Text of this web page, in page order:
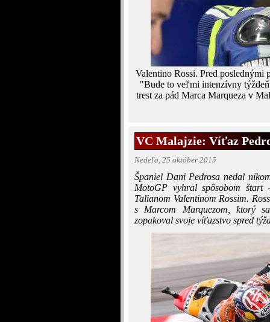
Valentino Rossi. Pred poslednými
"Bude to veľmi intenzívny
trest za pád Marca Marqueza v
VC Malajzie: Víťaz
Nedeľa, 25 október 2015
Španiel Dani Pedrosa nedal
MotoGP vyhral spôsobom
Talianom Valentinom Rossim.
s Marcom Marquezom, ktorý
zopakoval svoje víťazstvo spred